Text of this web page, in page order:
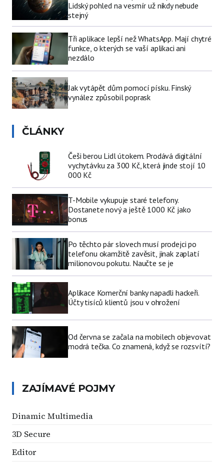
Lidský pohled na vesmír už nikdy nebude
stejný
Tři aplikace lepší než WhatsApp. Mají chytré
funkce, o kterých se vaší aplikaci ani
nezdálo
Jak vytápět dům pomocí písku. Finský
vynález způsobil poprask
ČLÁNKY
Češi berou Lidl útokem. Prodává digitální
vychytávku za 300 Kč, která jinde stojí 10
000 Kč
T-Mobile vykupuje staré telefony.
Dostanete nový a ještě 1000 Kč jako
bonus
Po těchto pár slovech musí prodejci po
telefonu okamžitě zavěsit, jinak zaplatí
milionovou pokutu. Naučte se je
Aplikace Komerční banky napadli hackeři.
Účty tisíců klientů jsou v ohrožení
Od června se začala na mobilech objevovat
modrá tečka. Co znamená, když se rozsvítí?
ZAJÍMAVÉ POJMY
Dinamic Multimedia
3D Secure
Editor